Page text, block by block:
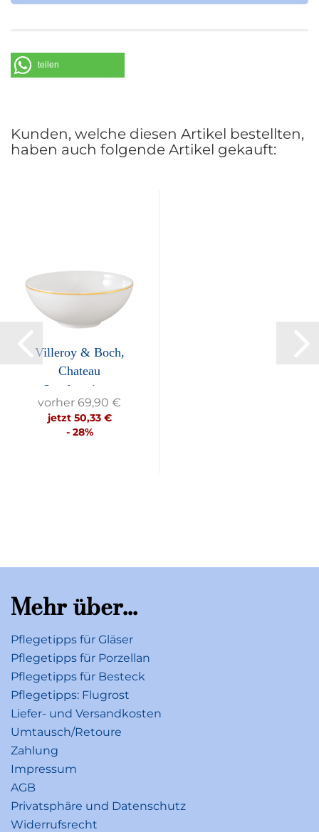
Telefon: +49 (0) 68 64 / 81 0
teilen
Kunden, welche diesen Artikel bestellten,
haben auch folgende Artikel gekauft:
Villeroy & Boch,
Chateau
Septfontaines,
Schälchen,...
vorher 69,90 €
jetzt 50,33 €
- 28%
Mehr über...
Pflegetipps für Gläser
Pflegetipps für Porzellan
Pflegetipps für Besteck
Pflegetipps: Flugrost
Liefer- und Versandkosten
Umtausch/Retoure
Zahlung
Impressum
AGB
Privatsphäre und Datenschutz
Widerrufsrecht